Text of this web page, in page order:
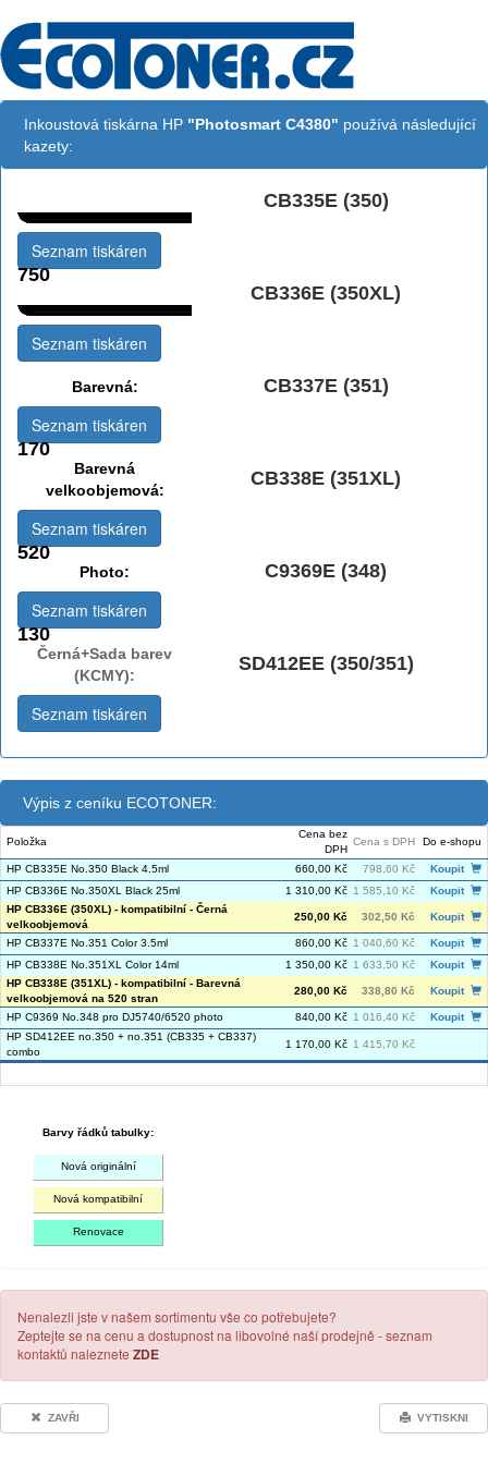
Inkoustová tiskárna HP "Photosmart C4380" používá následující
kazety:
CB335E (350)
750
Seznam tiskáren
CB336E (350XL)
Seznam tiskáren
Barevná: CB337E (351)
170
Seznam tiskáren
Barevná
velkoobjemová:
CB338E (351XL)
520
Seznam tiskáren
Photo: C9369E (348)
130
Seznam tiskáren
Černá+Sada barev
(KCMY):
SD412EE (350/351)
Seznam tiskáren
Výpis z ceníku ECOTONER:
Položka
Cena bez
DPH
Cena s DPH Do e-shopu
HP CB335E No.350 Black 4.5ml 660,00 Kč 798,60 Kč
Koupit
HP CB336E No.350XL Black 25ml
1 310,00 Kč 1 585,10 Kč
Koupit
HP CB336E (350XL) - kompatibilní - Černá
velkoobjemová
250,00 Kč 302,50 Kč Koupit
HP CB337E No.351 Color 3.5ml 860,00 Kč 1 040,60 Kč
Koupit
HP CB338E No.351XL Color 14ml
1 350,00 Kč 1 633,50 Kč
Koupit
HP CB338E (351XL) - kompatibilní - Barevná
velkoobjemová na 520 stran
280,00 Kč 338,80 Kč Koupit
HP C9369 No.348 pro DJ5740/6520 photo 840,00 Kč 1 016,40 Kč
Koupit
HP SD412EE no.350 + no.351 (CB335 + CB337)
combo
1 170,00 Kč 1 415,70 Kč
Barvy řádků tabulky:
Nová originální
Nová kompatibilní
Renovace
Nenalezli jste v našem sortimentu vše co potřebujete?
Zeptejte se na cenu a dostupnost na libovolné naší prodejně - seznam
kontaktů naleznete ZDE
ZAVŘI VYTISKNI